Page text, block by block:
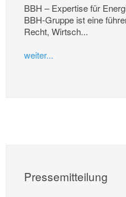
BBH – Expertise für
BBH-Gruppe ist eine
Recht, Wirtsch...
weiter...
Pressemitteilung